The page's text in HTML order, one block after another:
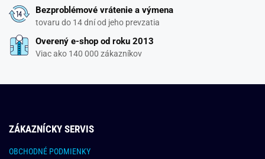
Bezproblémové vrátenie a výmena
tovaru do 14 dní od jeho prevzatia
Overený e-shop od roku 2013
Viac ako 140 000 zákazníkov
ZÁKAZNÍCKY SERVIS
OBCHODNÉ PODMIENKY